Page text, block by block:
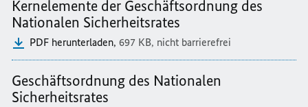
Kernelemente der Geschäftsordnung des
Nationalen Sicherheitsrates
PDF herunterladen,697 KB, nicht barrierefrei
Geschäftsordnung des Nationalen
Sicherheitsrates